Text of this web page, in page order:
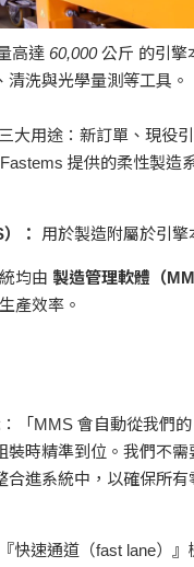
高達 60,000 公斤 的引
洗與光學量測等工具。
大用途：新訂單、現役
提供的柔性製造
：
用於製造附屬於引擎
均由 製造管理軟體（
產效率。
「MMS 會自動從我們
時精準到位。我們不
進系統中，以確保所
快速通道（fast lane）